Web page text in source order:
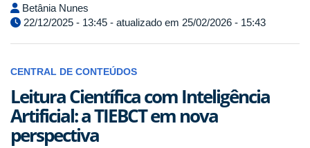
Betânia Nunes
22/12/2025 - 13:45 - atualizado em 25/02/2026 - 15:43
CENTRAL DE CONTEÚDOS
Leitura Científica com Inteligência
Artificial: a TIEBCT em nova
perspectiva